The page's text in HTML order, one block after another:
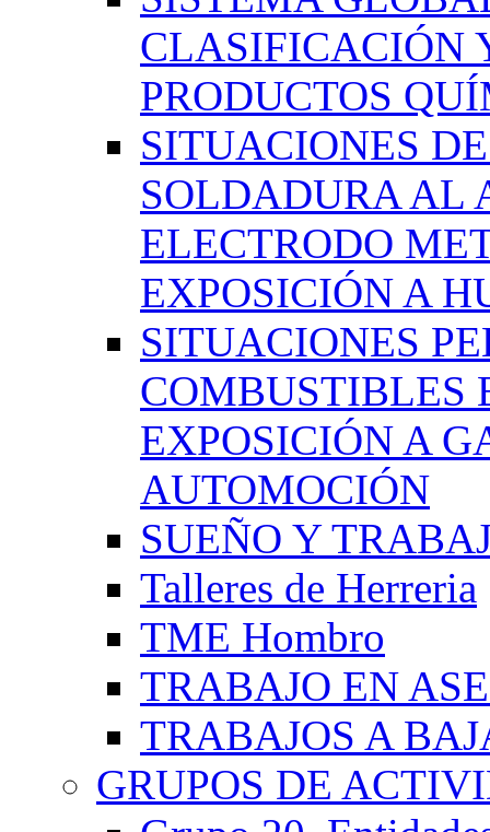
CLASIFICACIÓN
PRODUCTOS
SITUACIONES
SOLDADURA AL
ELECTRODO
EXPOSICIÓN A
SITUACIONES
COMBUSTIBLES
EXPOSICIÓN A
AUTOMOCIÓN
SUEÑO Y
Talleres de Herreria
TME Hombro
TRABAJO EN
TRABAJOS A
GRUPOS DE